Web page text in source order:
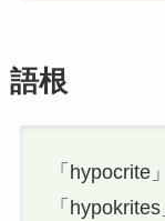
語根
「hypocrite
「